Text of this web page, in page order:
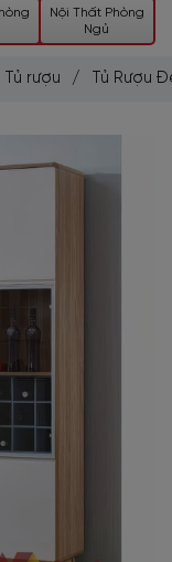
Nội Thất Phòng
Ngủ
Tủ rượu / Tủ Rượu